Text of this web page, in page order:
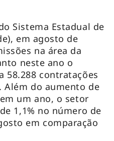
Sistema Estadual de
em agosto de
na área da
neste ano o
58.288 contratações
Além do aumento de
um ano, o setor
1,1% no número de
em comparação